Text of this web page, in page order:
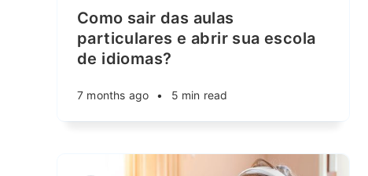
Como sair das aulas
particulares e abrir sua escola
de idiomas?
7 months ago • 5 min read